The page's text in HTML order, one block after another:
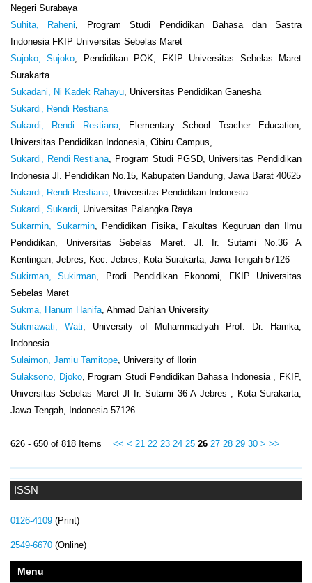
ISSN
0126-4109 (Print)
2549-6670 (Online)
Menu
Negeri Surabaya
Suhita, Raheni, Program Studi Pendidikan Bahasa dan Sastra
Indonesia FKIP Universitas Sebelas Maret
Sujoko, Sujoko, Pendidikan POK, FKIP Universitas Sebelas Maret
Surakarta
Sukadani, Ni Kadek Rahayu, Universitas Pendidikan Ganesha
Sukardi, Rendi Restiana
Sukardi, Rendi Restiana, Elementary School Teacher Education,
Universitas Pendidikan Indonesia, Cibiru Campus,
Sukardi, Rendi Restiana, Program Studi PGSD, Universitas Pendidikan
Indonesia Jl. Pendidikan No.15, Kabupaten Bandung, Jawa Barat 40625
Sukardi, Rendi Restiana, Universitas Pendidikan Indonesia
Sukardi, Sukardi, Universitas Palangka Raya
Sukarmin, Sukarmin, Pendidikan Fisika, Fakultas Keguruan dan Ilmu
Pendidikan, Universitas Sebelas Maret. Jl. Ir. Sutami No.36 A
Kentingan, Jebres, Kec. Jebres, Kota Surakarta, Jawa Tengah 57126
Sukirman, Sukirman, Prodi Pendidikan Ekonomi, FKIP Universitas
Sebelas Maret
Sukma, Hanum Hanifa, Ahmad Dahlan University
Sukmawati, Wati, University of Muhammadiyah Prof. Dr. Hamka,
Indonesia
Sulaimon, Jamiu Tamitope, University of Ilorin
Sulaksono, Djoko, Program Studi Pendidikan Bahasa Indonesia , FKIP,
Universitas Sebelas Maret Jl Ir. Sutami 36 A Jebres , Kota Surakarta,
Jawa Tengah, Indonesia 57126
626 - 650 of 818 Items << < 21 22 23 24 25 26 27 28 29 30 > >>